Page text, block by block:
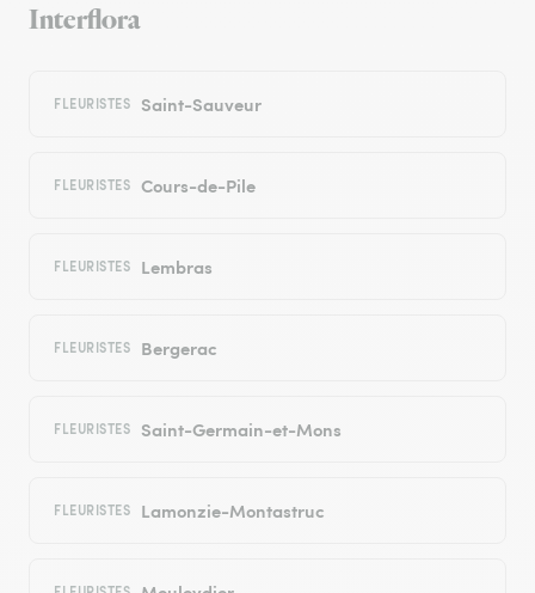
Interflora
FLEURISTES Saint-Sauveur
FLEURISTES Cours-de-Pile
FLEURISTES Lembras
FLEURISTES Bergerac
FLEURISTES Saint-Germain-et-Mons
FLEURISTES Lamonzie-Montastruc